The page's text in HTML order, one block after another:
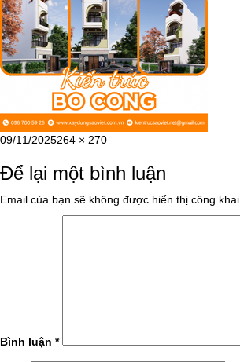
Đăng
ngày
09/11/2025Kích
đầy
264 × 270
Để lại một bình luận
Email của bạn sẽ không được hiển thị công khai.
Bình luận *